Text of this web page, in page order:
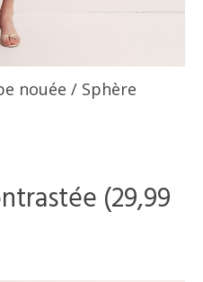
nouée / Sphère
(29,99